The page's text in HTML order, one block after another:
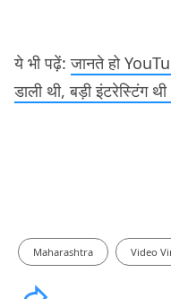
ये भी पढ़ें:जानते हो
डाली थी, बड़ी इंटरेस्टिंग
Maharashtra Video